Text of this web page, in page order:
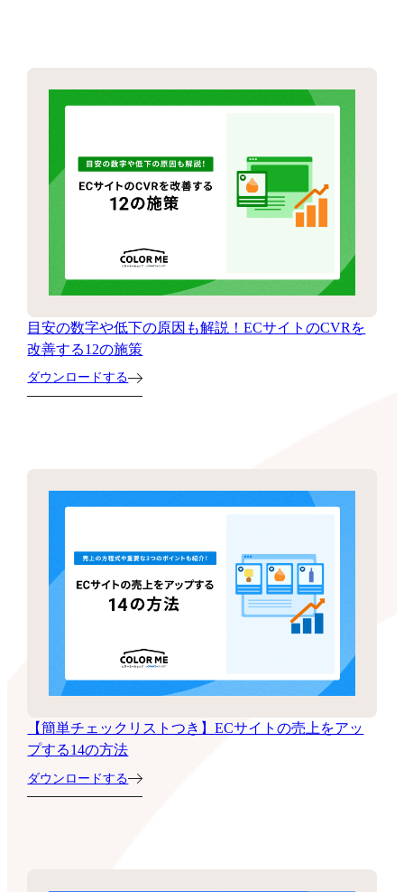
目安の数字や低下の原因も解説！ECサイトのCVRを
改善する12の施策
ダウンロードする
【簡単チェックリストつき】ECサイトの売上をアッ
プする14の方法
ダウンロードする